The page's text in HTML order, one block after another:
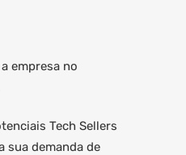
empresa no
Tech Sellers
sua demanda de